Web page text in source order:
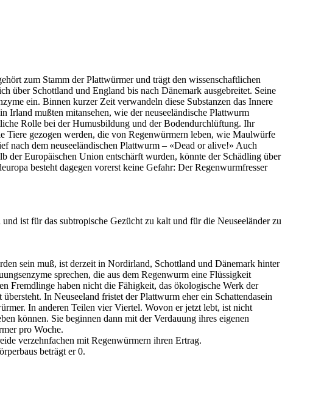
zum Stamm der Plattwürmer und trägt den wissenschaftlichen
über Schottland und England bis nach Dänemark ausgebreitet. Seine
ein. Binnen kurzer Zeit verwandeln diese Substanzen das Innere
Irland mußten mitansehen, wie der neuseeländische Plattwurm
Rolle bei der Humusbildung und der Bodendurchlüftung. Ihr
Tiere gezogen werden, die von Regenwürmern leben, wie Maulwürfe
nach dem neuseeländischen Plattwurm – «Dead or alive!» Auch
der Europäischen Union entschärft wurden, könnte der Schädling über
besteht dagegen vorerst keine Gefahr: Der Regenwurmfresser
ist für das subtropische Gezücht zu kalt und für die Neuseeländer zu
sein muß, ist derzeit in Nordirland, Schottland und Dänemark hinter
sprechen, die aus dem Regenwurm eine Flüssigkeit
Fremdlinge haben nicht die Fähigkeit, das ökologische Werk der
In Neuseeland fristet der Plattwurm eher ein Schattendasein
In anderen Teilen vier Viertel. Wovon er jetzt lebt, ist nicht
können. Sie beginnen dann mit der Verdauung ihres eigenen
pro Woche.
verzehnfachen mit Regenwürmern ihren Ertrag.
beträgt er 0.